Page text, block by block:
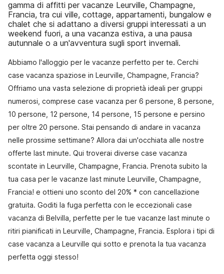
gamma di affitti per vacanze Leurville, Champagne,
Francia, tra cui ville, cottage, appartamenti, bungalow e
chalet che si adattano a diversi gruppi interessati a un
weekend fuori, a una vacanza estiva, a una pausa
autunnale o a un'avventura sugli sport invernali.
Abbiamo l'alloggio per le vacanze perfetto per te. Cerchi
case vacanza spaziose in Leurville, Champagne, Francia?
Offriamo una vasta selezione di proprietà ideali per gruppi
numerosi, comprese case vacanza per 6 persone, 8 persone,
10 persone, 12 persone, 14 persone, 15 persone e persino
per oltre 20 persone. Stai pensando di andare in vacanza
nelle prossime settimane? Allora dai un'occhiata alle nostre
offerte last minute. Qui troverai diverse case vacanza
scontate in Leurville, Champagne, Francia. Prenota subito la
tua casa per le vacanze last minute Leurville, Champagne,
Francia! e ottieni uno sconto del 20% * con cancellazione
gratuita. Goditi la fuga perfetta con le eccezionali case
vacanza di Belvilla, perfette per le tue vacanze last minute o
ritiri pianificati in Leurville, Champagne, Francia. Esplora i tipi di
case vacanza a Leurville qui sotto e prenota la tua vacanza
perfetta oggi stesso!